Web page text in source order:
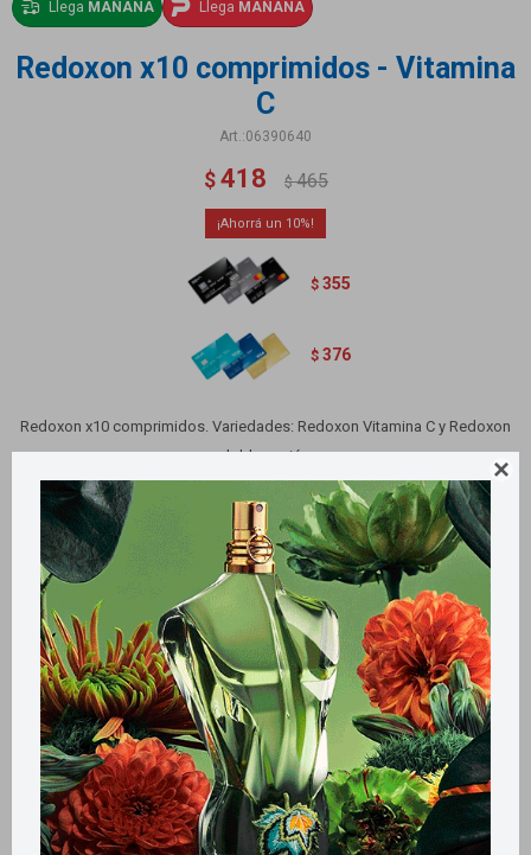

Llega MAÑANA Llega MAÑANA
Redoxon x10 comprimidos - Vitamina
C
06390640
$ 418 $ 465
10
$ 355
$ 376
Redoxon x10 comprimidos. Variedades: Redoxon Vitamina C y Redoxon
doble acción
Variantes:
Métodos y costos de envío
Retiros gratuitos en tiendas
Productos que te pueden interesar